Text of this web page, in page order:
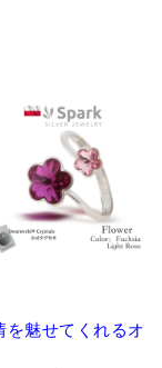
を魅せてくれるオ